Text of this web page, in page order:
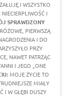
I WSZYSTKO
NIECIERPLIWOŚĆ I
SPRAWDZONY
PIERWSZĄ
I DO
PRZY
NAWET PATRZĄC
I JEGO „ONE
MOJE ŻYCIE TO
MIAŁY
I W GŁĘBI DUSZY